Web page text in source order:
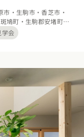
・生駒市・香芝市・
鳩町・生駒郡安堵町・
北葛城郡上牧町・北葛
大阪府: 大阪市・堺
真市・摂津市・高石
阪狭山市・泉北郡忠岡
千早赤阪村、兵庫県:
市・川西市
学会